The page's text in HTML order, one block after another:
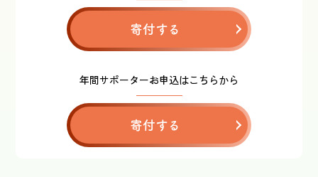
寄付する
年間サポーターお申込はこちらから
寄付する